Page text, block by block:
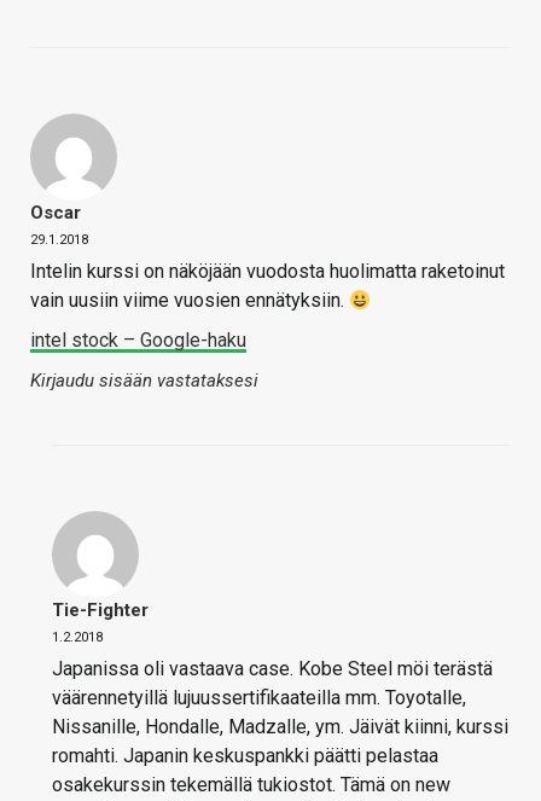
Oscar
29.1.2018
Intelin kurssi on näköjään vuodosta huolimatta raketoinut
vain uusiin viime vuosien ennätyksiin.
intel stock – Google-haku
Kirjaudu sisään vastataksesi
Tie-Fighter
1.2.2018
Japanissa oli vastaava case. Kobe Steel möi terästä
väärennetyillä lujuussertifikaateilla mm. Toyotalle,
Nissanille, Hondalle, Madzalle, ym. Jäivät kiinni, kurssi
romahti. Japanin keskuspankki päätti pelastaa
osakekurssin tekemällä tukiostot. Tämä on new